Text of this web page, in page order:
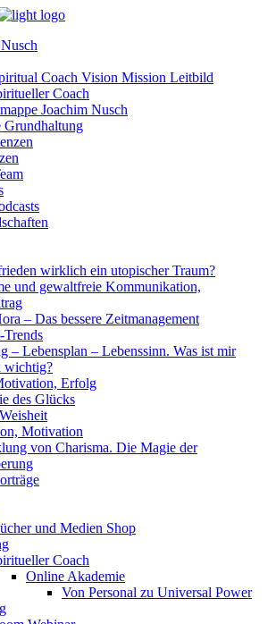
Coach Vision Mission Leitbild
Coach
Joachim Nusch
Grundhaltung
wirklich ein utopischer Traum?
und gewaltfreie Kommunikation,
– Das bessere Zeitmanagement
– Lebensplan – Lebenssinn. Was ist mir
Erfolg
des Glücks
Motivation
von Charisma. Die Magie der
und Medien Shop
Coach
Online Akademie
Von Personal zu Universal Power